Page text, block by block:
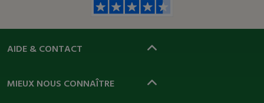
AIDE & CONTACT
MIEUX NOUS CONNAÎTRE